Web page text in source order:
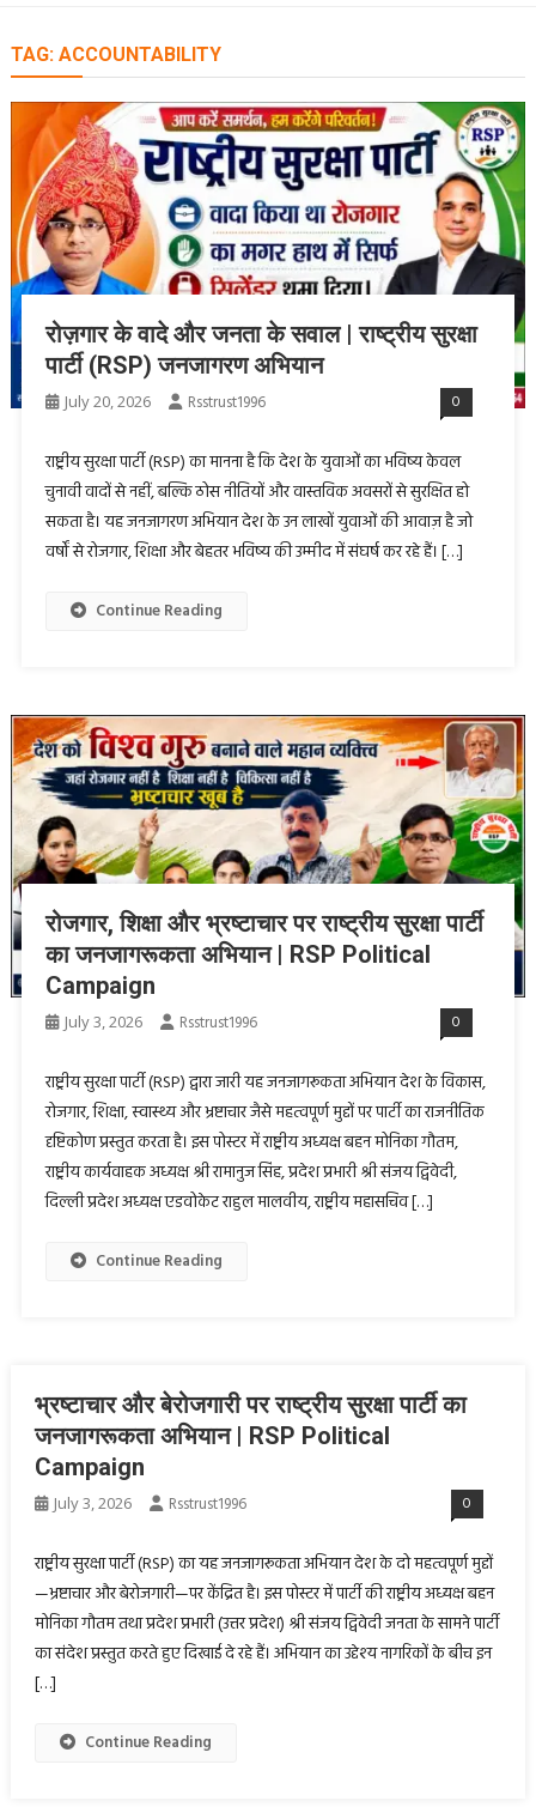
TAG: ACCOUNTABILITY
रोज़गार के वादे और जनता के सवाल | राष्ट्रीय सुरक्षा
पार्टी (RSP) जनजागरण अभियान
July 20, 2026 Rsstrust1996 0
राष्ट्रीय सुरक्षा पार्टी (RSP) का मानना है कि देश के युवाओं का भविष्य केवल
चुनावी वादों से नहीं, बल्कि ठोस नीतियों और वास्तविक अवसरों से सुरक्षित हो
सकता है। यह जनजागरण अभियान देश के उन लाखों युवाओं की आवाज़ है जो
वर्षों से रोजगार, शिक्षा और बेहतर भविष्य की उम्मीद में संघर्ष कर रहे हैं। […]
Continue Reading
रोजगार, शिक्षा और भ्रष्टाचार पर राष्ट्रीय सुरक्षा पार्टी
का जनजागरूकता अभियान | RSP Political
Campaign
July 3, 2026 Rsstrust1996 0
राष्ट्रीय सुरक्षा पार्टी (RSP) द्वारा जारी यह जनजागरूकता अभियान देश के विकास,
रोजगार, शिक्षा, स्वास्थ्य और भ्रष्टाचार जैसे महत्वपूर्ण मुद्दों पर पार्टी का राजनीतिक
दृष्टिकोण प्रस्तुत करता है। इस पोस्टर में राष्ट्रीय अध्यक्ष बहन मोनिका गौतम,
राष्ट्रीय कार्यवाहक अध्यक्ष श्री रामानुज सिंह, प्रदेश प्रभारी श्री संजय द्विवेदी,
दिल्ली प्रदेश अध्यक्ष एडवोकेट राहुल मालवीय, राष्ट्रीय महासचिव […]
Continue Reading
भ्रष्टाचार और बेरोजगारी पर राष्ट्रीय सुरक्षा पार्टी का
जनजागरूकता अभियान | RSP Political
Campaign
July 3, 2026 Rsstrust1996 0
राष्ट्रीय सुरक्षा पार्टी (RSP) का यह जनजागरूकता अभियान देश के दो महत्वपूर्ण मुद्दों
—भ्रष्टाचार और बेरोजगारी—पर केंद्रित है। इस पोस्टर में पार्टी की राष्ट्रीय अध्यक्ष बहन
मोनिका गौतम तथा प्रदेश प्रभारी (उत्तर प्रदेश) श्री संजय द्विवेदी जनता के सामने पार्टी
का संदेश प्रस्तुत करते हुए दिखाई दे रहे हैं। अभियान का उद्देश्य नागरिकों के बीच इन
[…]
Continue Reading